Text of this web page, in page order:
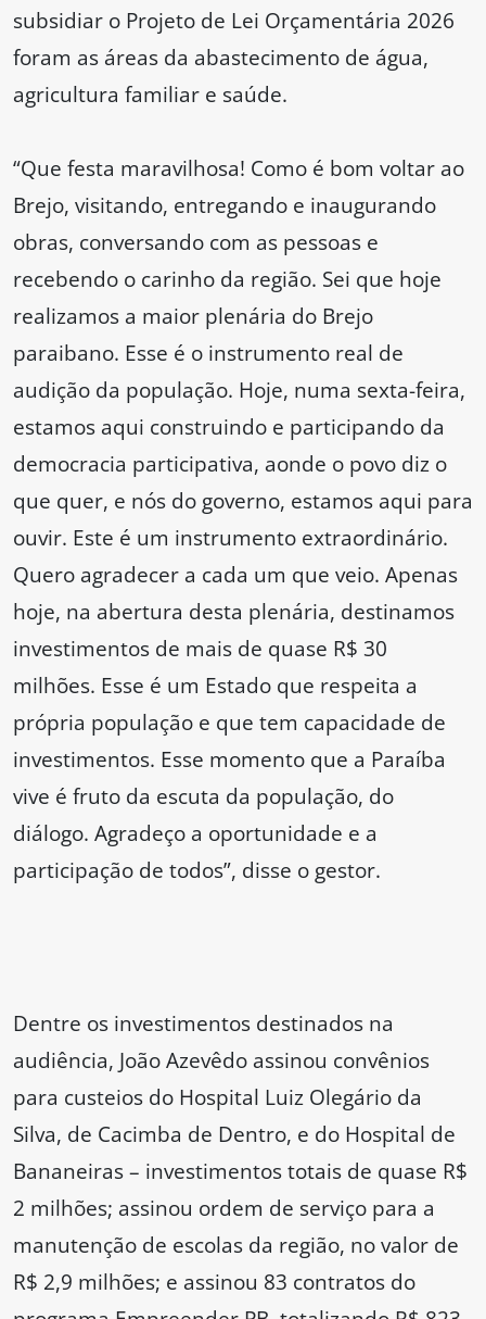
subsidiar o Projeto de Lei Orçamentária 2026
foram as áreas da abastecimento de água,
agricultura familiar e saúde.
“Que festa maravilhosa! Como é bom voltar ao
Brejo, visitando, entregando e inaugurando
obras, conversando com as pessoas e
recebendo o carinho da região. Sei que hoje
realizamos a maior plenária do Brejo
paraibano. Esse é o instrumento real de
audição da população. Hoje, numa sexta-feira,
estamos aqui construindo e participando da
democracia participativa, aonde o povo diz o
que quer, e nós do governo, estamos aqui para
ouvir. Este é um instrumento extraordinário.
Quero agradecer a cada um que veio. Apenas
hoje, na abertura desta plenária, destinamos
investimentos de mais de quase R$ 30
milhões. Esse é um Estado que respeita a
própria população e que tem capacidade de
investimentos. Esse momento que a Paraíba
vive é fruto da escuta da população, do
diálogo. Agradeço a oportunidade e a
participação de todos”, disse o gestor.
Dentre os investimentos destinados na
audiência, João Azevêdo assinou convênios
para custeios do Hospital Luiz Olegário da
Silva, de Cacimba de Dentro, e do Hospital de
Bananeiras – investimentos totais de quase R$
2 milhões; assinou ordem de serviço para a
manutenção de escolas da região, no valor de
R$ 2,9 milhões; e assinou 83 contratos do